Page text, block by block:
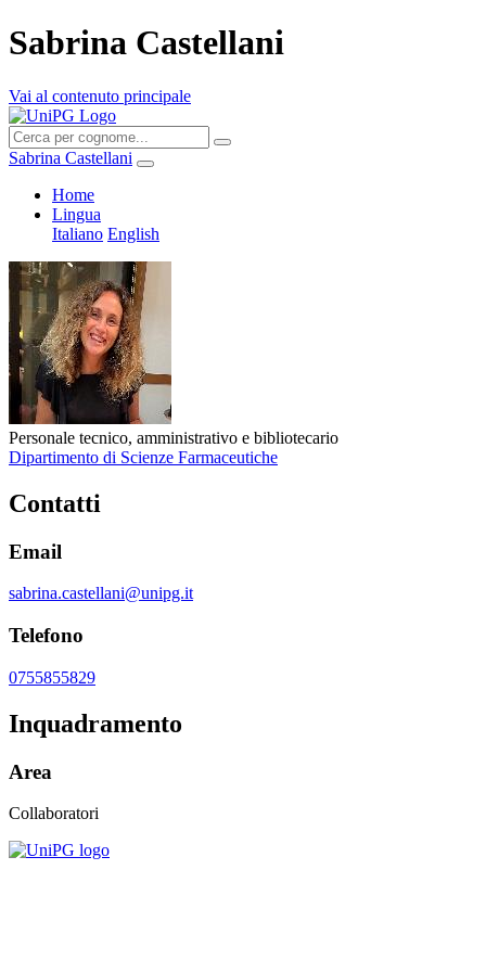
Sabrina Castellani
Vai al contenuto principale
Sabrina Castellani
Home
Lingua
Italiano English
Personale tecnico, amministrativo e bibliotecario
Dipartimento di Scienze Farmaceutiche
Contatti
Email
sabrina.castellani@unipg.it
Telefono
0755855829
Inquadramento
Area
Collaboratori